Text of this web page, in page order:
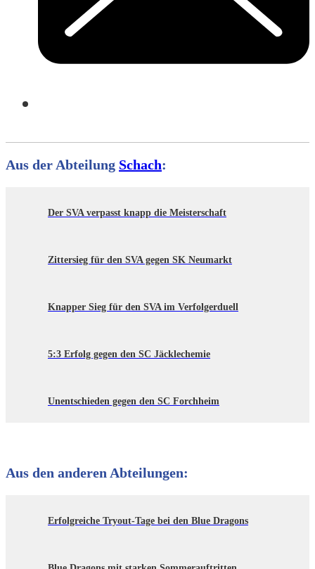
Aus der Abteilung Schach:
Der SVA verpasst knapp die Meisterschaft
Zittersieg für den SVA gegen SK Neumarkt
Knapper Sieg für den SVA im Verfolgerduell
5:3 Erfolg gegen den SC Jäcklechemie
Unentschieden gegen den SC Forchheim
Aus den anderen Abteilungen:
Erfolgreiche Tryout-Tage bei den Blue Dragons